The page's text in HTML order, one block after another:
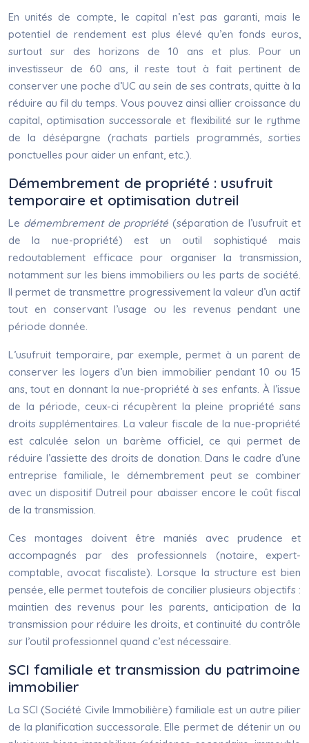
En unités de compte, le capital n’est pas garanti, mais le
potentiel de rendement est plus élevé qu’en fonds euros,
surtout sur des horizons de 10 ans et plus. Pour un
investisseur de 60 ans, il reste tout à fait pertinent de
conserver une poche d’UC au sein de ses contrats, quitte à la
réduire au fil du temps. Vous pouvez ainsi allier croissance du
capital, optimisation successorale et flexibilité sur le rythme
de la désépargne (rachats partiels programmés, sorties
ponctuelles pour aider un enfant, etc.).
Démembrement de propriété : usufruit
temporaire et optimisation dutreil
Le démembrement de propriété (séparation de l’usufruit et
de la nue-propriété) est un outil sophistiqué mais
redoutablement efficace pour organiser la transmission,
notamment sur les biens immobiliers ou les parts de société.
Il permet de transmettre progressivement la valeur d’un actif
tout en conservant l’usage ou les revenus pendant une
période donnée.
L’usufruit temporaire, par exemple, permet à un parent de
conserver les loyers d’un bien immobilier pendant 10 ou 15
ans, tout en donnant la nue-propriété à ses enfants. À l’issue
de la période, ceux-ci récupèrent la pleine propriété sans
droits supplémentaires. La valeur fiscale de la nue-propriété
est calculée selon un barème officiel, ce qui permet de
réduire l’assiette des droits de donation. Dans le cadre d’une
entreprise familiale, le démembrement peut se combiner
avec un dispositif Dutreil pour abaisser encore le coût fiscal
de la transmission.
Ces montages doivent être maniés avec prudence et
accompagnés par des professionnels (notaire, expert-
comptable, avocat fiscaliste). Lorsque la structure est bien
pensée, elle permet toutefois de concilier plusieurs objectifs :
maintien des revenus pour les parents, anticipation de la
transmission pour réduire les droits, et continuité du contrôle
sur l’outil professionnel quand c’est nécessaire.
SCI familiale et transmission du patrimoine
immobilier
La SCI (Société Civile Immobilière) familiale est un autre pilier
de la planification successorale. Elle permet de détenir un ou